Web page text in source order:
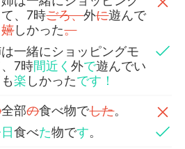
、7時ごろ、外に遊んで
嬉しかった。
一緒にショッピングモ
7時間近く外で遊んでい
楽 しかったです！
全部の食べ物でした。
食べた物です。